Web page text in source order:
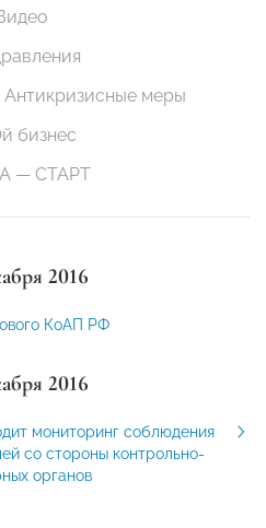
меры
бизнес
— СТАРТ
2016
КоАП РФ
2016
мониторинг соблюдения
со стороны контрольно-
органов